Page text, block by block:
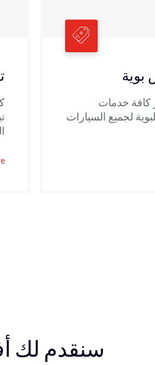
كافة خدمات
لجميع السيارات
سنقدم لك